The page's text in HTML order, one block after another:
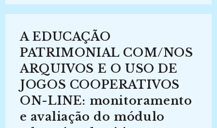
ELIACHAR:
Análise
Tipológica
Dos
Documentos
De
Um
Escritor
A EDUCAÇÃO
PATRIMONIAL COM/NOS
ARQUIVOS E O USO DE
JOGOS COOPERATIVOS
ON-LINE: monitoramento
e avaliação do módulo